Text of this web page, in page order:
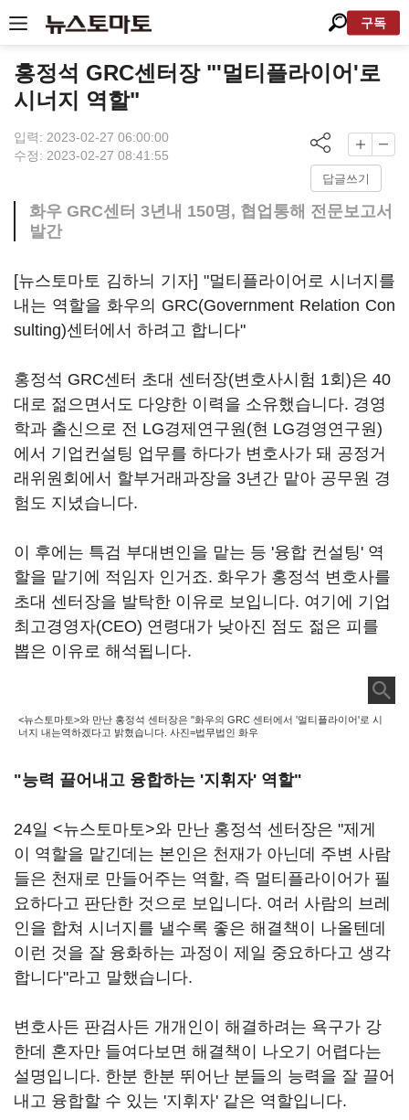
구독
홍정석 GRC센터장 "'멀티플라이어'로
시너지 역할"
입력: 2023-02-27 06:00:00
수정: 2023-02-27 08:41:55
답글쓰기
화우 GRC센터 3년내 150명, 협업통해 전문보고서
발간
[뉴스토마토 김하늬 기자] "멀티플라이어로 시너지를
내는 역할을 화우의 GRC(Government Relation Con
sulting)센터에서 하려고 합니다"
홍정석 GRC센터 초대 센터장(변호사시험 1회)은 40
대로 젊으면서도 다양한 이력을 소유했습니다. 경영
학과 출신으로 전 LG경제연구원(현 LG경영연구원)
에서 기업컨설팅 업무를 하다가 변호사가 돼 공정거
래위원회에서 할부거래과장을 3년간 맡아 공무원 경
험도 지녔습니다.
이 후에는 특검 부대변인을 맡는 등 '융합 컨설팅' 역
할을 맡기에 적임자 인거죠. 화우가 홍정석 변호사를
초대 센터장을 발탁한 이유로 보입니다. 여기에 기업
최고경영자(CEO) 연령대가 낮아진 점도 젊은 피를
뽑은 이유로 해석됩니다.
<뉴스토마토>와 만난 홍정석 센터장은 "화우의 GRC 센터에서 '멀티플라이어'로 시
너지 내는역하겠다고 밝혔습니다. 사진=법무법인 화우
"능력 끌어내고 융합하는 '지휘자' 역할"
24일 <뉴스토마토>와 만난 홍정석 센터장은 "제게
이 역할을 맡긴데는 본인은 천재가 아닌데 주변 사람
들은 천재로 만들어주는 역할, 즉 멀티플라이어가 필
요하다고 판단한 것으로 보입니다. 여러 사람의 브레
인을 합쳐 시너지를 낼수록 좋은 해결책이 나올텐데
이런 것을 잘 융화하는 과정이 제일 중요하다고 생각
합니다"라고 말했습니다.
변호사든 판검사든 개개인이 해결하려는 욕구가 강
한데 혼자만 들여다보면 해결책이 나오기 어렵다는
설명입니다. 한분 한분 뛰어난 분들의 능력을 잘 끌어
내고 융합할 수 있는 '지휘자' 같은 역할입니다.